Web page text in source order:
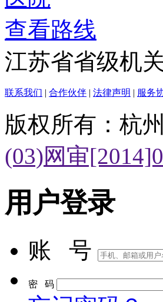
查看路线
江苏省省级机
联系我们 | 合作伙伴 | 法律声明 | 服务
版权所有：杭
(03)网审
用户登录
账 号